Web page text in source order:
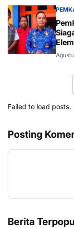
Failed to load posts.
Posting
Berita